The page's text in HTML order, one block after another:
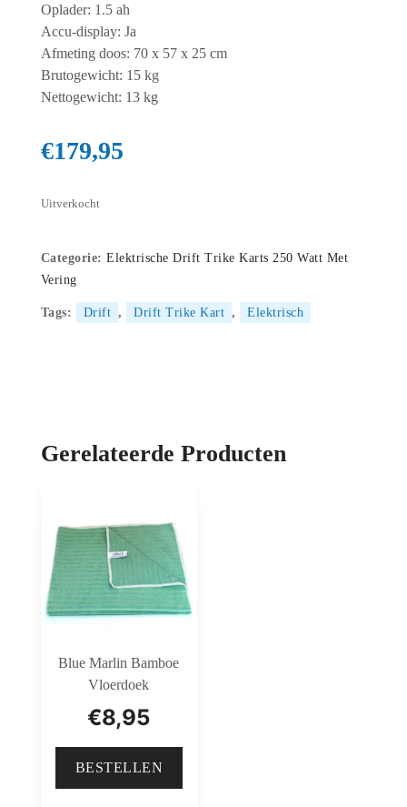
Oplader: 1.5 ah
Accu-display: Ja
Afmeting doos: 70 x 57 x 25 cm
Brutogewicht: 15 kg
Nettogewicht: 13 kg
€179,95
Uitverkocht
Categorie:Elektrische Drift Trike Karts 250 Watt Met
Vering
Tags: Drift , Drift Trike Kart , Elektrisch
Gerelateerde Producten
Blue Marlin Bamboe
Vloerdoek
€8,95
BESTELLEN